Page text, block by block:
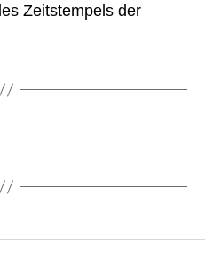
Zeitstempels der